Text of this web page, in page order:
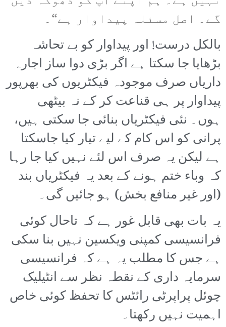
گے۔ اصل مسئلہ پیداوار ہے“۔
بالکل درست! اور پیداوار کو بے تحاشہ
بڑھایا جا سکتا ہے اگر بڑی دوا ساز اجارہ
داریاں صرف موجودہ فیکٹریوں کی بھرپور
پیداوار پر ہی قناعت کر کے نہ بیٹھی
ہوں۔ نئی فیکٹریاں بنائی جا سکتی ہیں،
پرانی کو اس کام کے لیے تیار کیا جاسکتا
ہے لیکن یہ صرف اس لئے نہیں کیا جا رہا
کہ وباء ختم ہونے کے بعد یہ فیکٹریاں بند
(اور غیر منافع بخش) ہو جائیں گی۔
یہ بات بھی قابل غور ہے کہ تاحال کوئی
فرانسیسی کمپنی ویکسین نہیں بنا سکی
ہے جس کا مطلب یہ ہے کہ فرانسیسی
سرمایہ داری کے نقطہ نظر سے انٹیلیک
چوئل پراپرٹی رائٹس کا تحفظ کوئی خاص
اہمیت نہیں رکھتا۔